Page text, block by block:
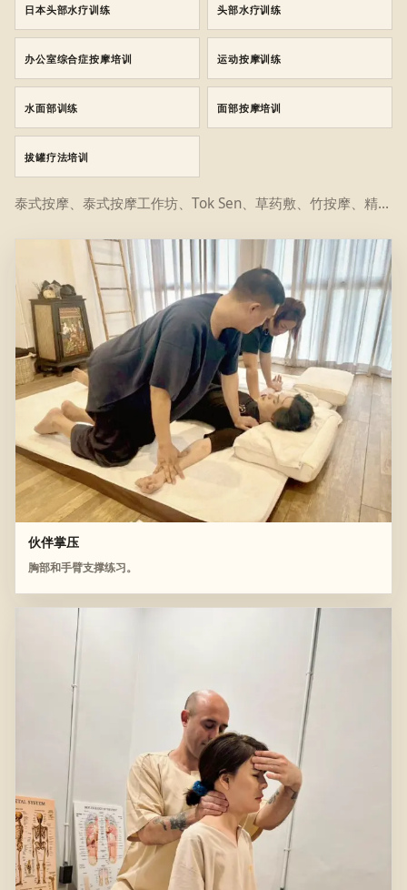
日本头部水疗训练 头部水疗训练
办公室综合症按摩培训 运动按摩训练
水面部训练 面部按摩培训
拔罐疗法培训
泰式按摩、泰式按摩工作坊、Tok Sen、草药敷、竹按摩、精油按摩、热石、足部按摩、头部按摩、印度头部水疗、日式头部水疗、办公室综合症、运动按摩、水面部护理、面部护理和拔罐疗法训练瞬间集中在第一视角。
伙伴掌压
胸部和手臂支撑练习。